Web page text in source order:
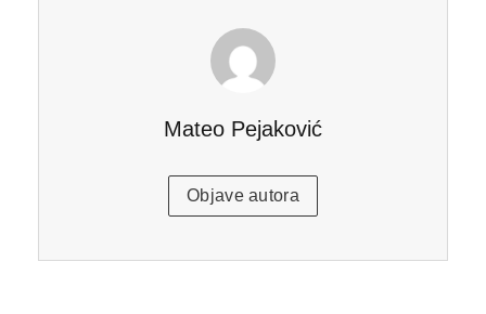
Mateo Pejaković
Objave autora